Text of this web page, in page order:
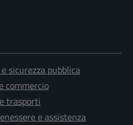
sicurezza pubblica
commercio
trasporti
e assistenza